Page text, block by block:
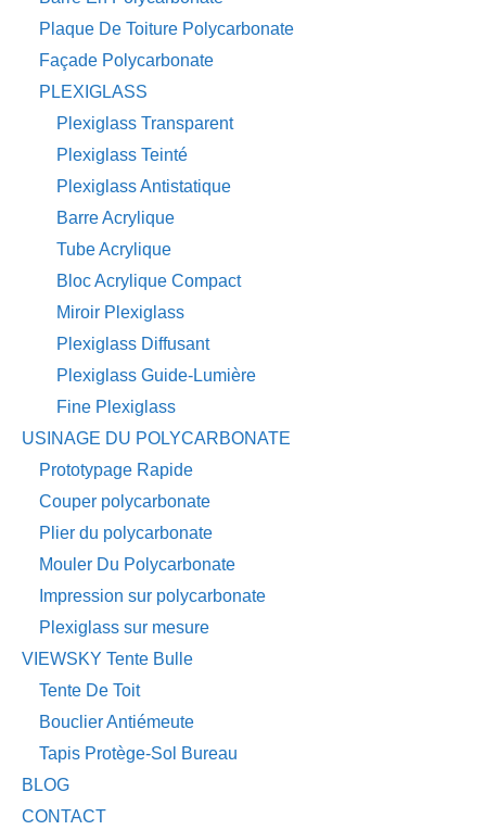
Plaque De Toiture Polycarbonate
Façade Polycarbonate
PLEXIGLASS
Plexiglass Transparent
Plexiglass Teinté
Plexiglass Antistatique
Barre Acrylique
Tube Acrylique
Bloc Acrylique Compact
Miroir Plexiglass
Plexiglass Diffusant
Plexiglass Guide-Lumière
Fine Plexiglass
USINAGE DU POLYCARBONATE
Prototypage Rapide
Couper polycarbonate
Plier du polycarbonate
Mouler Du Polycarbonate
Impression sur polycarbonate
Plexiglass sur mesure
VIEWSKY Tente Bulle
Tente De Toit
Bouclier Antiémeute
Tapis Protège-Sol Bureau
BLOG
CONTACT